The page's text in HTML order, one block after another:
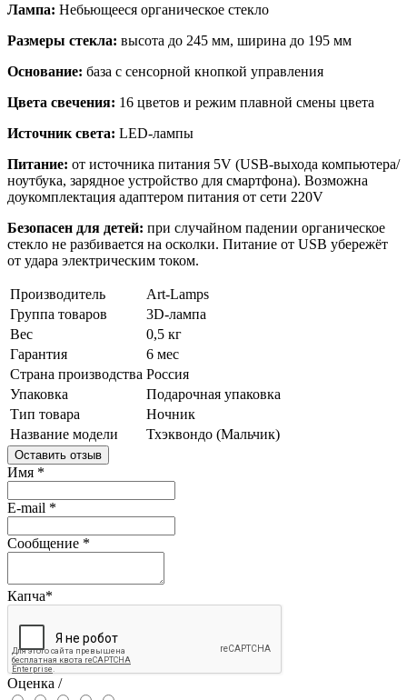
Лампа: Небьющееся органическое стекло
Размеры стекла: высота до 245 мм, ширина до 195 мм
Основание: база с сенсорной кнопкой управления
Цвета свечения: 16 цветов и режим плавной смены цвета
Источник света: LED-лампы
Питание: от источника питания 5V (USB-выхода компьютера/
ноутбука, зарядное устройство для смартфона). Возможна
доукомплектация адаптером питания от сети 220V
Безопасен для детей: при случайном падении органическое
стекло не разбивается на осколки. Питание от USB убережёт
от удара электрическим током.
Производитель
Art-Lamps
Группа товаров
3D-лампа
Вес
0,5 кг
Гарантия
6 мес
Страна производства Россия
Упаковка
Подарочная упаковка
Тип товара
Ночник
Название модели
Тхэквондо (Мальчик)
Оставить отзыв
Имя *
E-mail *
Сообщение *
Капча*
Оценка /